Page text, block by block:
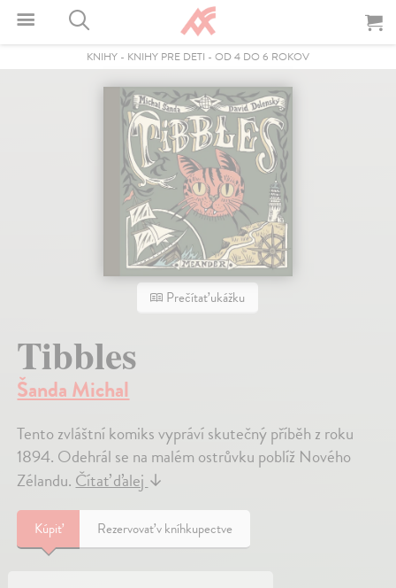
KNIHY - KNIHY PRE DETI - OD 4 DO 6 ROKOV
Prečítať ukážku
Tibbles
Šanda Michal
Tento zvláštní komiks vypráví skutečný příběh z roku
1894. Odehrál se na malém ostrůvku poblíž Nového
Zélandu. Čítať ďalej ↓
Kúpiť Rezervovať v kníhkupectve